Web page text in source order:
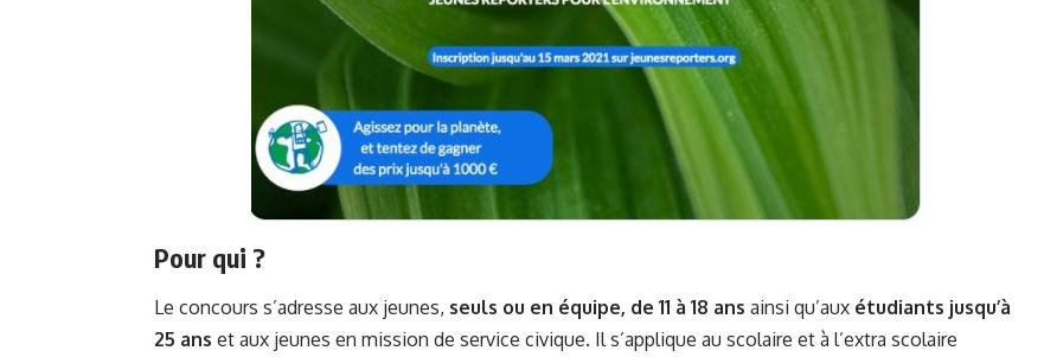
Pour qui ?
Le concours s’adresse aux jeunes, seuls ou en équipe, de 11 à 18 ans ainsi qu’aux étudiants jusqu’à
25 ans et aux jeunes en mission de service civique. Il s’applique au scolaire et à l’extra scolaire